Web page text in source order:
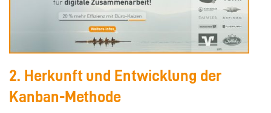
2. Herkunft und Entwicklung der
Kanban-Methode